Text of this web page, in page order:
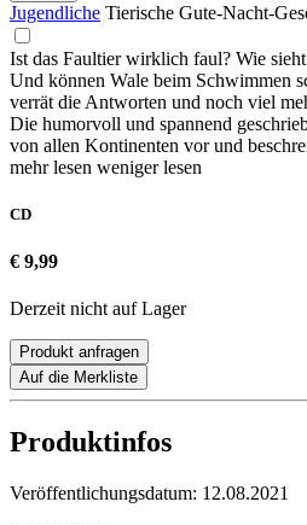
Jugendliche Tierische Gute-Nacht-
Ist das Faultier wirklich faul? Wie
Und können Wale beim Schwimmen
verrät die Antworten und noch viel
Die humorvoll und spannend
von allen Kontinenten vor und
mehr lesen weniger lesen
CD
€ 9,99
Derzeit nicht auf Lager
Produkt anfragen
Auf die Merkliste
Produktinfos
Veröffentlichungsdatum: 12.08.2021